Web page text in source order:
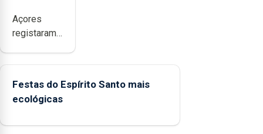
Açores
registaram
e mais de
160
Festas do Espírito Santo mais
ecológicas